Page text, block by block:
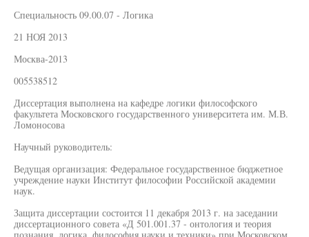
Специальность 09.00.07 - Логика
21 НОЯ 2013
Москва-2013
005538512
Диссертация выполнена на кафедре логики философского
факультета Московского государственного университета им. М.В.
Ломоносова
Научный руководитель:
Ведущая организация: Федеральное государственное бюджетное
учреждение науки Институт философии Российской академии
наук.
Защита диссертации состоится 11 декабря 2013 г. на заседании
диссертационного совета «Д 501.001.37 - онтология и теория